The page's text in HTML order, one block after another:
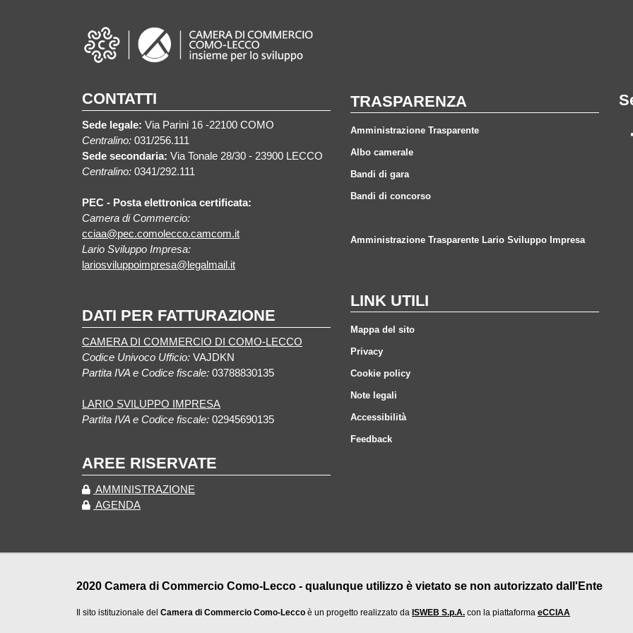
CONTATTI
Sede legale: Via Parini 16 -22100 COMO
Centralino: 031/256.111
Sede secondaria: Via Tonale 28/30 - 23900 LECCO
Centralino: 0341/292.111
PEC - Posta elettronica certificata:
Camera di Commercio:
cciaa@pec.comolecco.camcom.it
Lario Sviluppo Impresa:
lariosviluppoimpresa@legalmail.it
DATI PER FATTURAZIONE
CAMERA DI COMMERCIO DI COMO-LECCO
Codice Univoco Ufficio: VAJDKN
Partita IVA e Codice fiscale: 03788830135
LARIO SVILUPPO IMPRESA
Partita IVA e Codice fiscale: 02945690135
AREE RISERVATE
AMMINISTRAZIONE
AGENDA
TRASPARENZA
Amministrazione Trasparente
Albo camerale
Bandi di gara
Bandi di concorso
Amministrazione Trasparente Lario Sviluppo Impresa
LINK UTILI
Mappa del sito
Privacy
Cookie policy
Note legali
Accessibilità
Feedback
2020 Camera di Commercio Como-Lecco - qualunque utilizzo è vietato se non autorizzato dall'Ente
Il sito istituzionale del Camera di Commercio Como-Lecco è un progetto realizzato da ISWEB S.p.A. con la piattaforma eCCIAA